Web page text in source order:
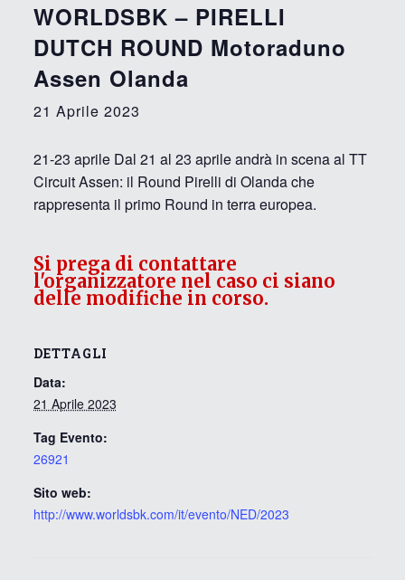
WORLDSBK – PIRELLI
DUTCH ROUND Motoraduno
Assen Olanda
21 Aprile 2023
21-23 aprile Dal 21 al 23 aprile andrà in scena al TT
Circuit Assen: il Round Pirelli di Olanda che
rappresenta il primo Round in terra europea.
DETTAGLI
Data:
21 Aprile 2023
Tag Evento:
26921
Sito web:
http://www.worldsbk.com/it/evento/NED/2023
Si prega di contattare
l'organizzatore nel caso ci siano
delle modifiche in corso.